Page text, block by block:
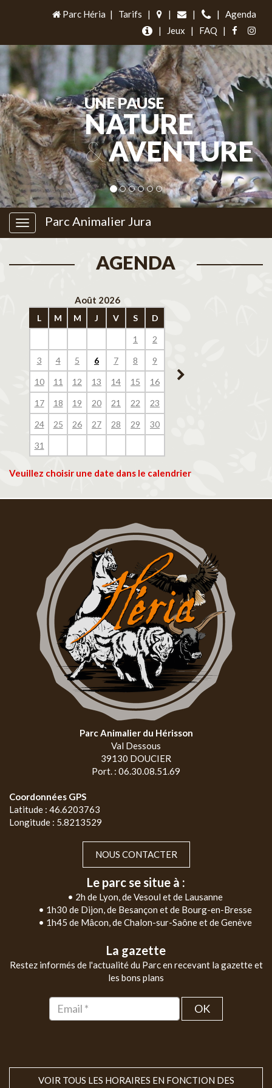
Parc Héria | Tarifs | | | |
Agenda
|
Jeux | FAQ |
UNE PAUSE
NATURE
&AVENTURE
Parc Animalier Jura
AGENDA
Août 2026
L M M J V S D
1 2
3 4 5 6 7 8 9
10 11 12 13 14 15 16
17 18 19 20 21 22 23
24 25 26 27 28 29 30
31
14
Veuillez choisir une date dans le calendrier
Parc Animalier du Hérisson
Val Dessous
39130 DOUCIER
Port. : 06.30.08.51.69
Coordonnées GPS
Latitude : 46.6203763
Longitude : 5.8213529
NOUS CONTACTER
Le parc se situe à :
• 2h de Lyon, de Vesoul et de Lausanne
• 1h30 de Dijon, de Besançon et de Bourg-en-Bresse
• 1h45 de Mâcon, de Chalon-sur-Saône et de Genève
La gazette
Restez informés de l'actualité du Parc en recevant la gazette et
les bons plans
OK
VOIR TOUS LES HORAIRES EN FONCTION DES